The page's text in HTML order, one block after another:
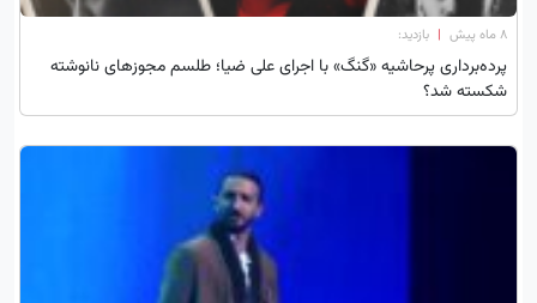
۸ ماه پیش | بازدید:
پرده‌برداری پرحاشیه «گنگ» با اجرای علی ضیا؛ طلسم مجوزهای نانوشته
شکسته شد؟